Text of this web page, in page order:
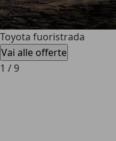
Toyota fuoristrada
Vai alle offerte
1 / 9